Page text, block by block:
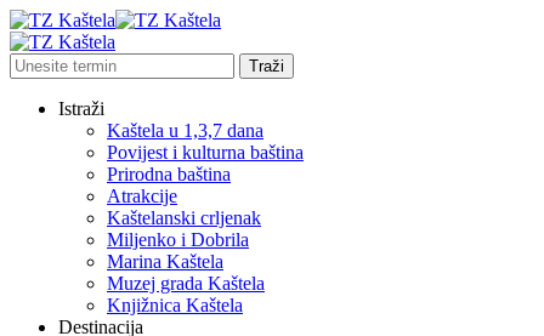
Istraži
Kaštela u 1,3,7 dana
Povijest i kulturna baština
Prirodna baština
Atrakcije
Kaštelanski crljenak
Miljenko i Dobrila
Marina Kaštela
Muzej grada Kaštela
Knjižnica Kaštela
Destinacija